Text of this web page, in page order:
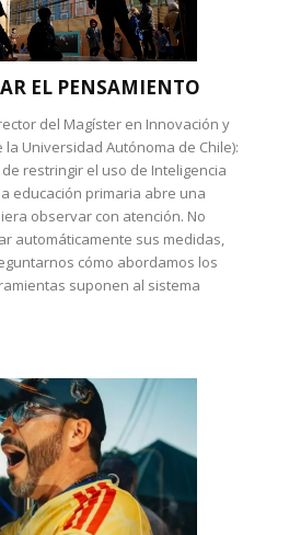
EL PENSAMIENTO
del Magíster en Innovación y
la Universidad Autónoma de Chile):
restringir el uso de Inteligencia
educación primaria abre una
observar con atención. No
automáticamente sus medidas,
cómo abordamos los
suponen al sistema